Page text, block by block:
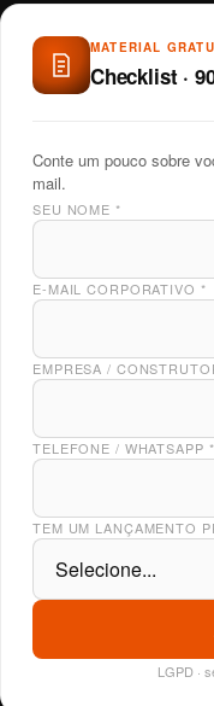
MATERIAL
Checklist ·
Conte um pouco sobre
mail.
SEU NOME *
E-MAIL CORPORATIVO *
EMPRESA /
TELEFONE / WHATSAPP *
TEM UM LANÇAMENTO
LGPD ·